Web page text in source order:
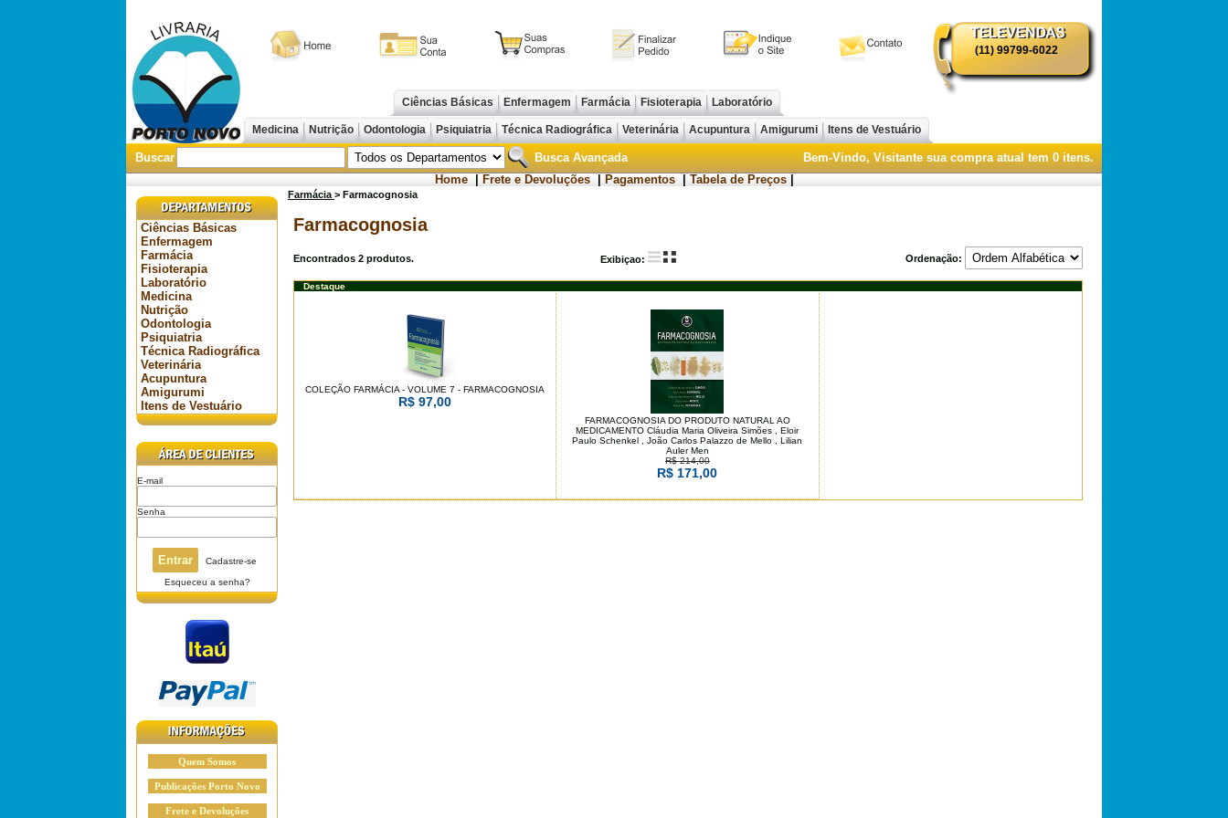
(11) 99799-6022
Ciências Básicas Enfermagem Farmácia Fisioterapia Laboratório
Medicina Nutrição Odontologia Psiquiatria Técnica Radiográfica Veterinária Acupuntura Amigurumi Itens de Vestuário
Buscar Busca Avançada Bem-Vindo, Visitantesua compra atual tem0itens.
Home| Frete e Devoluções| Pagamentos| Tabela de Preços|
Ciências Básicas
Enfermagem
Farmácia
Fisioterapia
Laboratório
Medicina
Nutrição
Odontologia
Psiquiatria
Técnica Radiográfica
Veterinária
Acupuntura
Amigurumi
Itens de Vestuário
E-mail
Senha
Cadastre-se
Esqueceu a senha?
Quem Somos
Publicações Porto Novo
Frete e Devoluções
Farmácia > Farmacognosia
Farmacognosia
Encontrados 2 produtos. Exibiçao: Ordenação:
Destaque
COLEÇÃO FARMÁCIA - VOLUME 7 - FARMACOGNOSIA
R$ 97,00
FARMACOGNOSIA DO PRODUTO NATURAL AO
MEDICAMENTO Cláudia Maria Oliveira Simões , Eloir
Paulo Schenkel , João Carlos Palazzo de Mello , Lilian
Auler Men
R$ 214,00
R$ 171,00